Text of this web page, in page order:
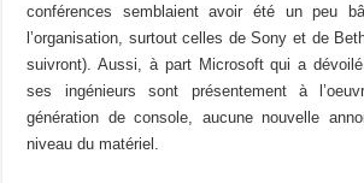
conférences semblaient avoir été un peu
l’organisation, surtout celles de Sony et de
suivront). Aussi, à part Microsoft qui a
ses ingénieurs sont présentement à
génération de console, aucune nouvelle
niveau du matériel.